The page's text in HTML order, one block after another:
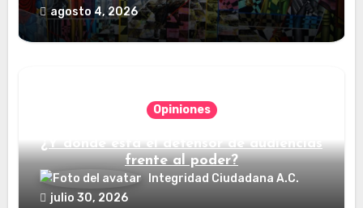
agosto 4, 2026
Opiniones
¿Y dónde está el defensor de audiencias
frente al poder?
Integridad Ciudadana A.C.
julio 30, 2026